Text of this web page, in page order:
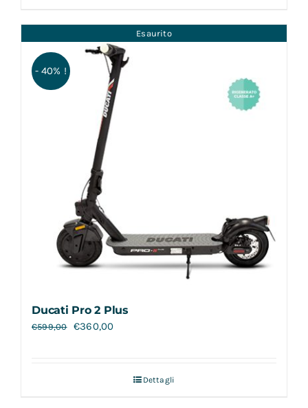
Esaurito
- 40% !
Ducati Pro 2 Plus
€599,00 €360,00
Dettagli